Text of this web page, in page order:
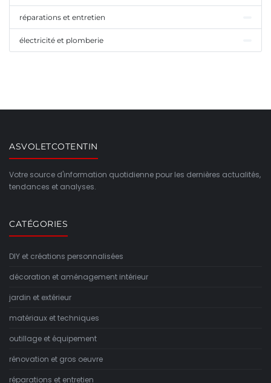
réparations et entretien
électricité et plomberie
ASVOLETCOTENTIN
Votre source d'information quotidienne pour les dernières actualités,
tendances et analyses.
CATÉGORIES
DIY et créations personnalisées
décoration et aménagement intérieur
jardin et extérieur
matériaux et techniques
outillage et équipement
rénovation et gros oeuvre
réparations et entretien